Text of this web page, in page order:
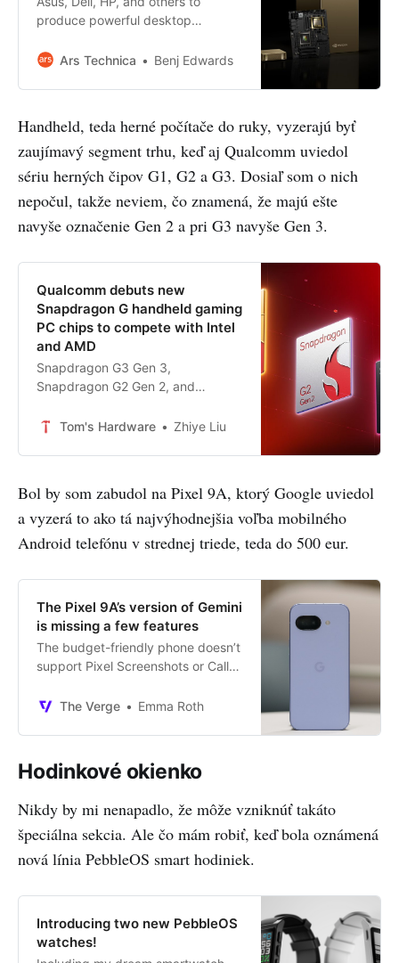
produce powerful desktop
locally.Ars Technica Benj Edwards
Handheld, teda herné počítače do ruky, vyzerajú byť
zaujímavý segment trhu, keď aj Qualcomm uviedol
sériu herných čipov G1, G2 a G3. Dosiaľ som o nich
nepočul, takže neviem, čo znamená, že majú ešte
navyše označenie Gen 2 a pri G3 navyše Gen 3.
Qualcomm debuts new
Snapdragon G handheld gaming
PC chips to compete with Intel
and AMD
Snapdragon G3 Gen 3,
Snapdragon G2 Gen 2, and
ring.Tom's Hardware Zhiye Liu
Bol by som zabudol na Pixel 9A, ktorý Google uviedol
a vyzerá to ako tá najvýhodnejšia voľba mobilného
Android telefónu v strednej triede, teda do 500 eur.
The Pixel 9A’s version of Gemini
is missing a few features
The budget-friendly phone doesn’t
support Pixel Screenshots or Call
The Verge
Emma Roth
Hodinkové okienko
Nikdy by mi nenapadlo, že môže vzniknúť takáto
špeciálna sekcia. Ale čo mám robiť, keď bola oznámená
nová línia PebbleOS smart hodiniek.
Introducing two new PebbleOS
watches!